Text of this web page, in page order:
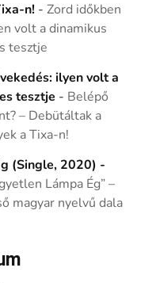
n! -Zord időkben
volt a dinamikus
tesztje
ilyen volt a
tesztje - Belépő
– Debütáltak a
a Tixa-n!
(Single, 2020) -
Lámpa Ég” –
magyar nyelvű dala